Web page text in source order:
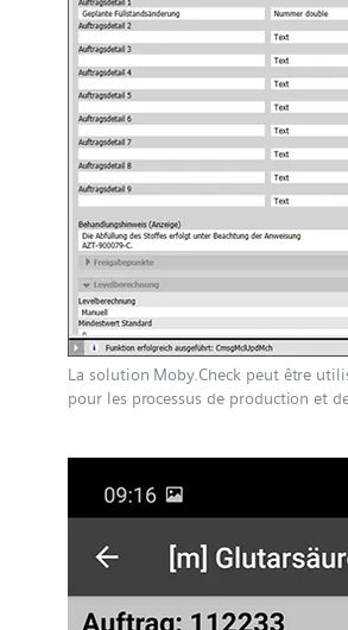
La solution Moby.Check peut être
pour les processus de production et